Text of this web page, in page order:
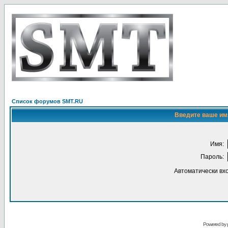
Список форумов SMT.RU
Введите ваше
Имя:
Пароль:
Автоматически
Powered by